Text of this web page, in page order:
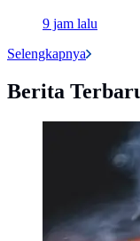
9 jam lalu
Selengkapnya
Berita